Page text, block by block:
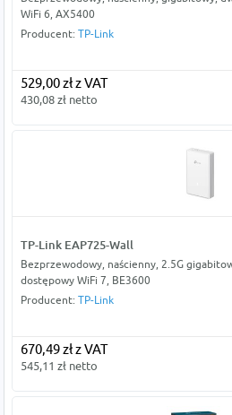
WiFi 6, AX5400
Producent: TP-Link
529,00 zł z VAT
430,08 zł netto
TP-Link EAP725-Wall
Bezprzewodowy, naścienny, 2.5G
dostępowy WiFi 7, BE3600
Producent: TP-Link
670,49 zł z VAT
545,11 zł netto